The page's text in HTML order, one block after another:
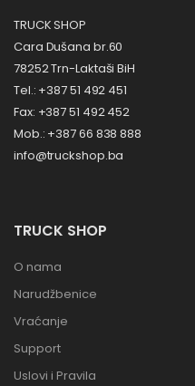
TRUCK SHOP
Cara Dušana br.60
78252 Trn-Laktaši BiH
Tel.: +387 51 492 451
Fax: +387 51 492 452
Mob.: +387 66 838 888
info@truckshop.ba
TRUCK SHOP
O nama
Narudžbenice
Vraćanje
Support
Uslovi i Pravila